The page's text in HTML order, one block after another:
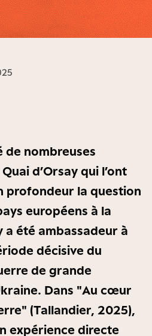
de nombreuses
d’Orsay qui l’ont
profondeur la question
européens à la
a été ambassadeur à
décisive du
de grande
Dans "Au cœur
(Tallandier, 2025),
expérience directe